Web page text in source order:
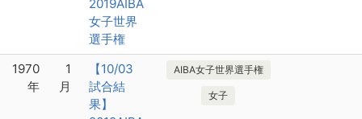
2019AIBA
女子世界
選手権
1970
年
1
月
【10/03
試合結
果】
AIBA女子世界選手権
女子